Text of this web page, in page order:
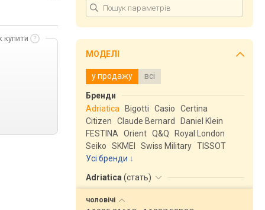
купити
МОДЕЛІ
у продажу всі
Бренди
Adriatica
Bigotti Casio
Certina
Citizen
Claude Bernard
Daniel Klein
FESTINA
Orient Q&Q
Royal London
Seiko
SKMEI Swiss Military TISSOT
Усі бренди
Adriatica (стать)
чоловічі